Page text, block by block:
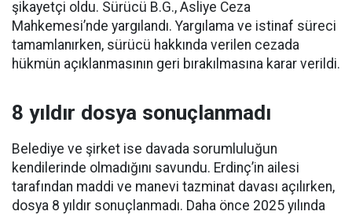
şikayetçi oldu. Sürücü B.G., Asliye Ceza
Mahkemesi’nde yargılandı. Yargılama ve istinaf süreci
tamamlanırken, sürücü hakkında verilen cezada
hükmün açıklanmasının geri bırakılmasına karar verildi.
8 yıldır dosya sonuçlanmadı
Belediye ve şirket ise davada sorumluluğun
kendilerinde olmadığını savundu. Erdinç’in ailesi
tarafından maddi ve manevi tazminat davası açılırken,
dosya 8 yıldır sonuçlanmadı. Daha önce 2025 yılında